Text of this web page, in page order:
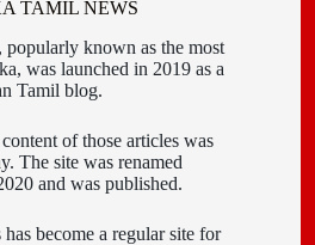
TAMIL NEWS
known as the most
was launched in 2019 as a
Tamil blog.
of those articles was
The site was renamed
and was published.
become a regular site for